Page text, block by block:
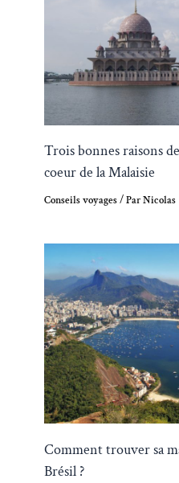
Trois bonnes raisons
coeur de la Malaisie
Conseils voyages/ ParNicolas
Comment trouver sa
Brésil ?